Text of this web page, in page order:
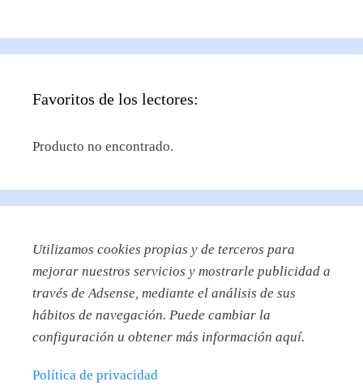
Favoritos de los lectores:
Producto no encontrado.
Utilizamos cookies propias y de terceros para
mejorar nuestros servicios y mostrarle publicidad a
través de Adsense, mediante el análisis de sus
hábitos de navegación. Puede cambiar la
configuración u obtener más información aquí.
Política de privacidad